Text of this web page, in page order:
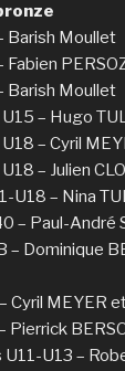
Barish Moullet
Fabien
Barish Moullet
– Hugo
– Cyril
– Julien
U18 – Nina
– Paul-André
– Dominique
Cyril MEYER
Pierrick
U11-U13 –